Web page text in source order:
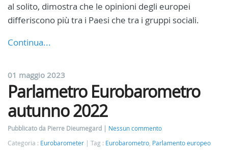
al solito, dimostra che le opinioni degli europei
differiscono più tra i Paesi che tra i gruppi sociali.
Continua...
01 maggio 2023
Parlametro Eurobarometro
autunno 2022
Pubblicato da Pierre Dieumegard
Nessun commento
Categoria : Eurobarometer Tag : Eurobarometro, Parlamento europeo